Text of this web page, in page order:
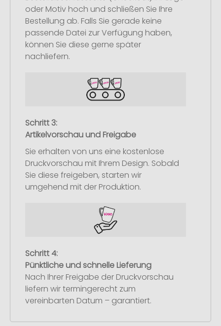
oder Motiv hoch und schließen Sie Ihre
Bestellung ab. Falls Sie gerade keine
passende Datei zur Verfügung haben,
können Sie diese gerne später
nachliefern.
Schritt 3:
Artikelvorschau und Freigabe
Sie erhalten von uns eine kostenlose
Druckvorschau mit Ihrem Design. Sobald
Sie diese freigeben, starten wir
umgehend mit der Produktion.
Schritt 4:
Pünktliche und schnelle Lieferung
Nach Ihrer Freigabe der Druckvorschau
liefern wir termingerecht zum
vereinbarten Datum – garantiert.